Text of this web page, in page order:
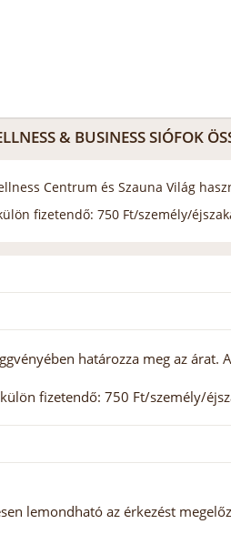
& BUSINESS SIÓFOK
Centrum és Szauna Világ
fizetendő: 750 Ft/személy/
határozza meg az
fizetendő: 750 Ft/személy/
lemondható az érkezést